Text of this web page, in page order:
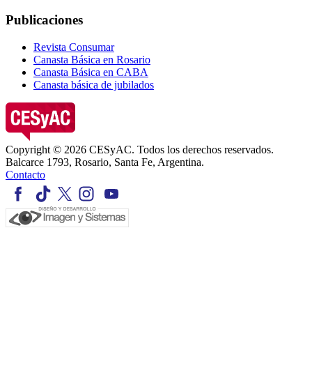
Publicaciones
Revista Consumar
Canasta Básica en Rosario
Canasta Básica en CABA
Canasta básica de jubilados
Copyright © 2026 CESyAC. Todos los derechos reservados.
Balcarce 1793, Rosario, Santa Fe, Argentina.
Contacto